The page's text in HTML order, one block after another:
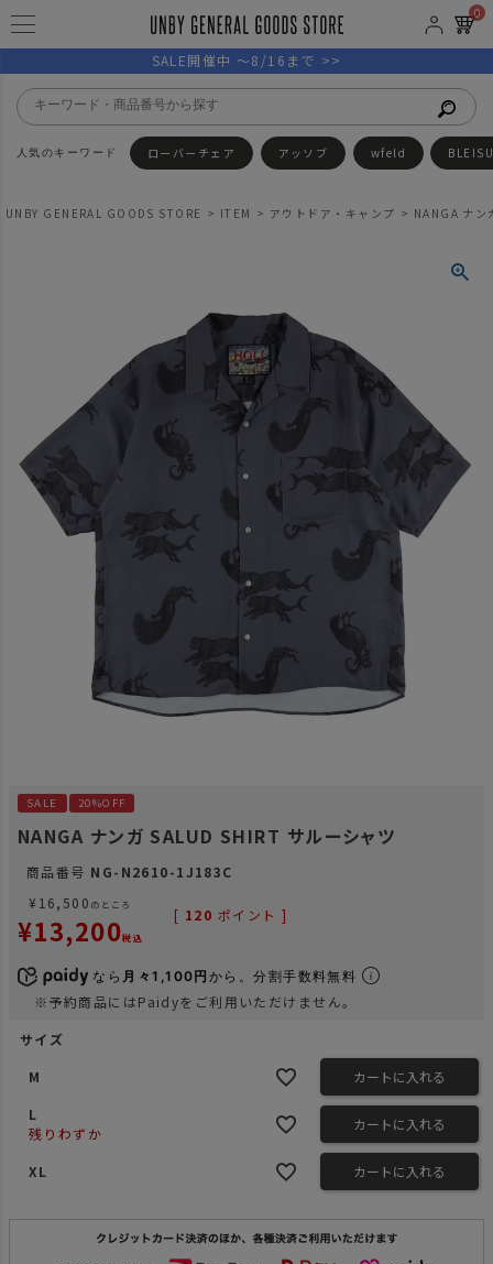
0
SALE開催中 ～8/16まで >>
ローバーチェア アッソブ wfeld
UNBY GENERAL GOODS STORE ITEM アウトドア・キャンプ NANGA ナン
SALE 20%OFF
NANGA ナンガ SALUD SHIRT サルーシャツ
商品番号 NG-N2610-1J183C
¥ 16,500 のところ
¥13,200税込
[ 120 ポイント ]
なら 月々1,100円 から。分割手数料無料
※予約商品にはPaidyをご利用いただけません。
サイズ
M
カートに入れる
L
残りわずか
カートに入れる
XL カートに入れる